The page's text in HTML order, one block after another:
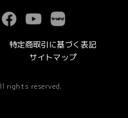
特定商取引に基づく表記
サイトマップ
rights reserved.